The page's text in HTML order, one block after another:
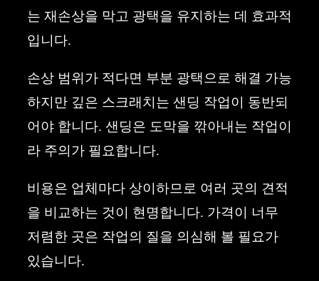
는 재손상을 막고 광택을 유지하는 데 효과적
입니다.
손상 범위가 적다면 부분 광택으로 해결 가능
하지만 깊은 스크래치는 샌딩 작업이 동반되
어야 합니다. 샌딩은 도막을 깎아내는 작업이
라 주의가 필요합니다.
비용은 업체마다 상이하므로 여러 곳의 견적
을 비교하는 것이 현명합니다. 가격이 너무
저렴한 곳은 작업의 질을 의심해 볼 필요가
있습니다.